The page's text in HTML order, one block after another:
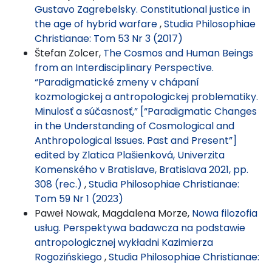
Gustavo Zagrebelsky. Constitutional justice in
the age of hybrid warfare,Studia Philosophiae
Christianae: Tom 53 Nr 3 (2017)
Štefan Zolcer, The Cosmos and Human Beings
from an Interdisciplinary Perspective.
“Paradigmatické zmeny v chápaní
kozmologickej a antropologickej problematiky.
Minulosť a súčasnosť,” [“Paradigmatic Changes
in the Understanding of Cosmological and
Anthropological Issues. Past and Present”]
edited by Zlatica Plašienková, Univerzita
Komenského v Bratislave, Bratislava 2021, pp.
308 (rec.) ,Studia Philosophiae Christianae:
Tom 59 Nr 1 (2023)
Paweł Nowak, Magdalena Morze, Nowa filozofia
usług. Perspektywa badawcza na podstawie
antropologicznej wykładni Kazimierza
Rogozińskiego,Studia Philosophiae Christianae: